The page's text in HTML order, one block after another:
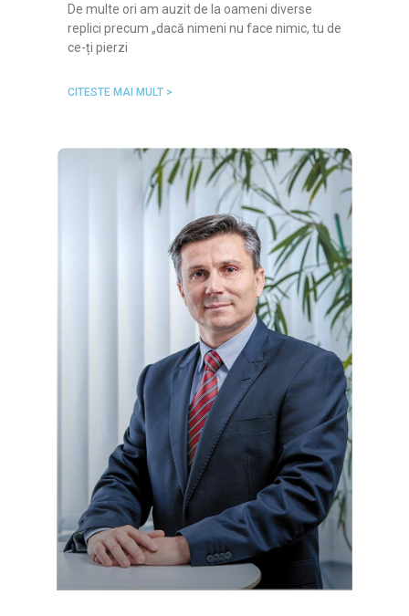
De multe ori am auzit de la oameni diverse
replici precum „dacă nimeni nu face nimic, tu de
ce-ți pierzi
CITESTE MAI MULT >